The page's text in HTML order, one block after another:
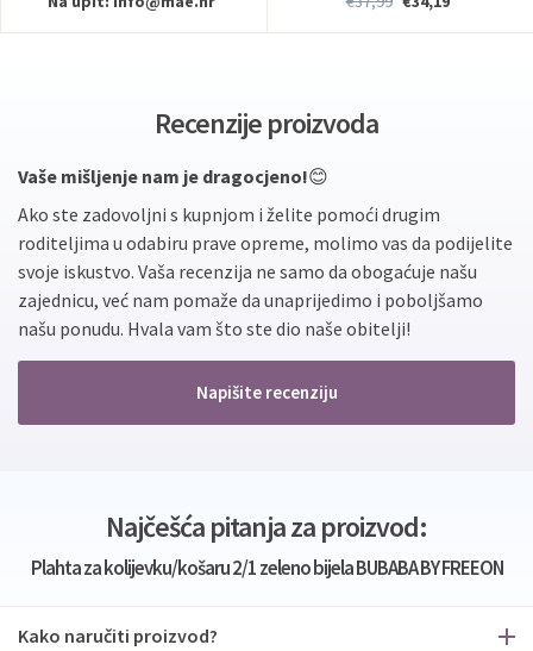
Recenzije proizvoda
Vaše mišljenje nam je dragocjeno!😊
Ako ste zadovoljni s kupnjom i želite pomoći drugim
roditeljima u odabiru prave opreme, molimo vas da podijelite
svoje iskustvo. Vaša recenzija ne samo da obogaćuje našu
zajednicu, već nam pomaže da unaprijedimo i poboljšamo
našu ponudu. Hvala vam što ste dio naše obitelji!
Napišite recenziju
Najčešća pitanja za proizvod:
Plahta za kolijevku/košaru 2/1 zeleno bijela BUBABA BY FREEON
Kako naručiti proizvod?